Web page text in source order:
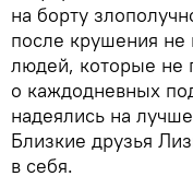
на борту
после крушения не
людей, которые не
о каждодневных
надеялись на
Близкие друзья
в себя.